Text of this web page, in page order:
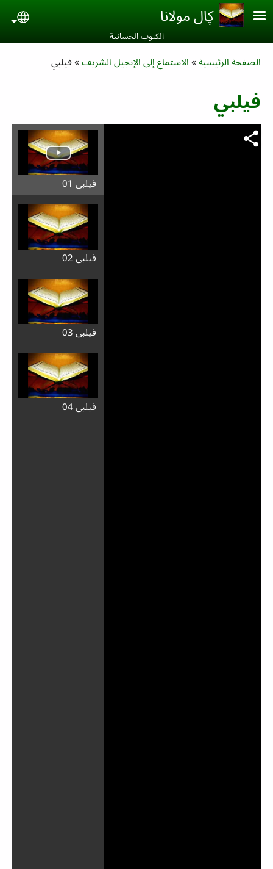
Skip to main content
ڮال مولانا
الكتوب الحسانية‎
Breadcrumb
الصفحة الرئيسية الاستماع إلى الإنجيل الشريف فيلبي
فيلبي
فيلبي 01
فيلبي 02
فيلبي 03
فيلبي 04